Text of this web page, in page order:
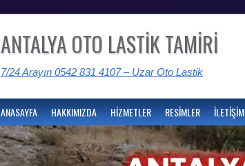
ANTALYA OTO LASTİK TAMİRİ
7/24 Arayın 0542 831 4107 – Uzar Oto Lastik
ANASAYFA HAKKIMIZDA HİZMETLER RESİMLER İLETİŞİM